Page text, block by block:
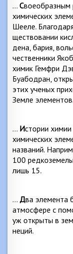
… Своеобразным
химических
Шееле.
ществовании
дена, бария,
чественники
химик Гемфри
Буабодран,
этих ученых
Земле элементов.
… Истории
химических
названий.
100
лишь 15.
… Два элемента
атмосфере с
уж открыты в
неций.